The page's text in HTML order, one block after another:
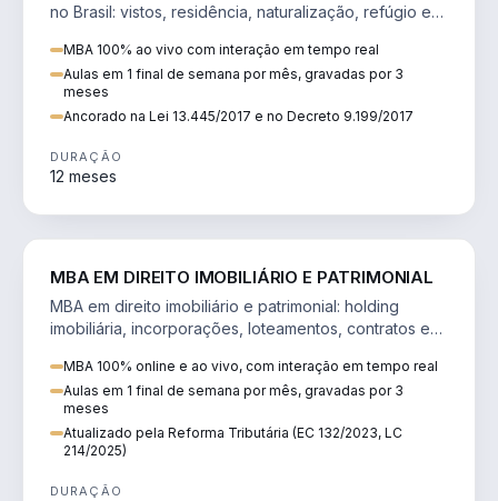
no Brasil: vistos, residência, naturalização, refúgio e
MBA 100% ao vivo com interação em tempo real
Aulas em 1 final de semana por mês, gravadas por 3
meses
Ancorado na Lei 13.445/2017 e no Decreto 9.199/2017
DURAÇÃO
12 meses
MBA EM DIREITO IMOBILIÁRIO E PATRIMONIAL
MBA em direito imobiliário e patrimonial: holding
imobiliária, incorporações, loteamentos, contratos e
MBA 100% online e ao vivo, com interação em tempo real
Aulas em 1 final de semana por mês, gravadas por 3
meses
Atualizado pela Reforma Tributária (EC 132/2023, LC
214/2025)
DURAÇÃO